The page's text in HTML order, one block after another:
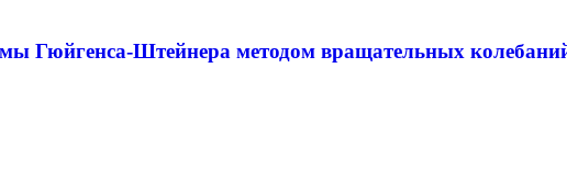
Гюйгенса-Штейнера методом вращательных